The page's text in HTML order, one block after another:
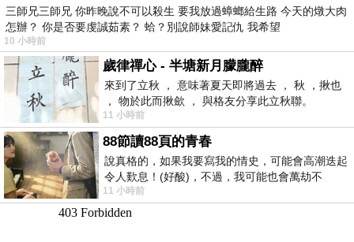
三師兄三師兄 你昨晚說不可以殺生 要我放過蟑螂給生路 今天的燉大肉
怎辦？ 你是否要虔誠茹素？ 蛤？別說師妹愛記仇 我希望
10 小時前
歲律禪心 - 半塘新月朦朧醉
來到了立秋 ， 意味著夏天即將過去 ， 秋 ，揪也
， 物於此而揪歛 ， 與格友分享此立秋聯。
11 小時前
88節讀88頁的青春
說真格的，如果我要寫我的情史，可能會高潮迭起
令人歎息！(好酸)，不過，我可能也會萬劫不
復...，每天跪鍵盤還是被判了花心的罪
11 小時前